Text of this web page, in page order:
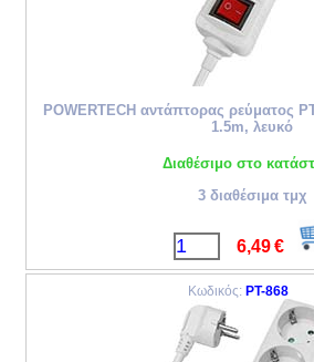
POWERTECH αντάπτορας ρεύματος
1.5m, λευκό
Διαθέσιμο στο
3 διαθέσιμα τμχ
6,49 €
Κωδικός: PT-868